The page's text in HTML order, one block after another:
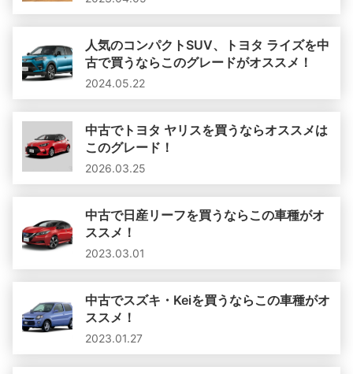
人気のコンパクトSUV、トヨタ ライズを中
古で買うならこのグレードがオススメ！
2024.05.22
中古でトヨタ ヤリスを買うならオススメは
このグレード！
2026.03.25
中古で日産リーフを買うならこの車種がオ
ススメ！
2023.03.01
中古でスズキ・Keiを買うならこの車種がオ
ススメ！
2023.01.27